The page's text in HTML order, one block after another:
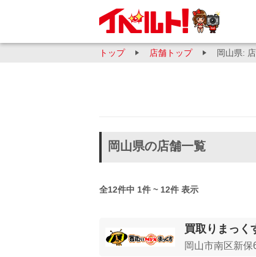
トップ 店舗トップ 岡山県:
岡山県の店舗一覧
全12件中 1件 ~ 12件 表示
買取りまっく
岡山市南区新保